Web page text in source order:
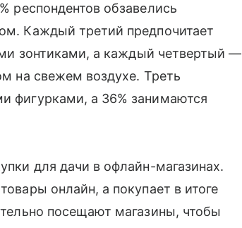
респондентов обзавелись
Каждый третий предпочитает
зонтиками, а каждый четвертый —
на свежем воздухе. Треть
фигурками, а 36% занимаются
для дачи в офлайн-магазинах.
онлайн, а покупает в итоге
посещают магазины, чтобы